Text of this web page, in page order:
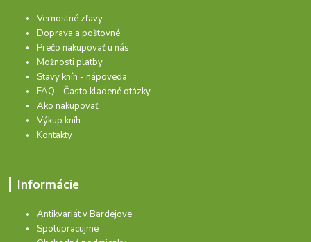
Vernostné zľavy
Doprava a poštovné
Prečo nakupovať u nás
Možnosti platby
Stavy kníh - nápoveda
FAQ - Často kladené otázky
Ako nakupovať
Výkup kníh
Kontakty
Informácie
Antikvariát v Bardejove
Spolupracujme